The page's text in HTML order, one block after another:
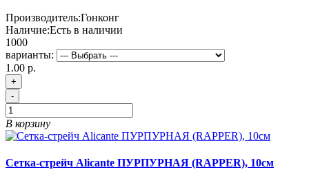
Производитель:Гонконг
Наличие:Есть в наличии
1000
варианты:
1.00 р.
+
-
В корзину
Сетка-стрейч Alicante ПУРПУРНАЯ (RAPPER), 10см